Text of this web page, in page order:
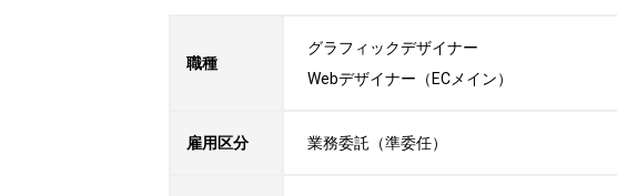
職種
グラフィックデザイナー
Webデザイナー（ECメイン）
雇用区分 業務委託（準委任）